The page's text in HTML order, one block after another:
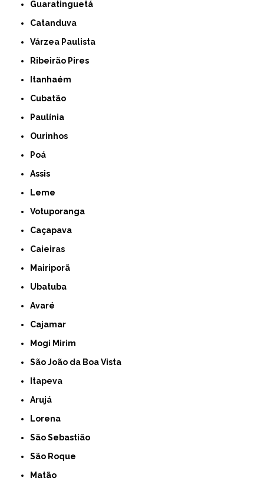
Guaratinguetá
Catanduva
Várzea Paulista
Ribeirão Pires
Itanhaém
Cubatão
Paulínia
Ourinhos
Poá
Assis
Leme
Votuporanga
Caçapava
Caieiras
Mairiporã
Ubatuba
Avaré
Cajamar
Mogi Mirim
São João da Boa Vista
Itapeva
Arujá
Lorena
São Sebastião
São Roque
Matão